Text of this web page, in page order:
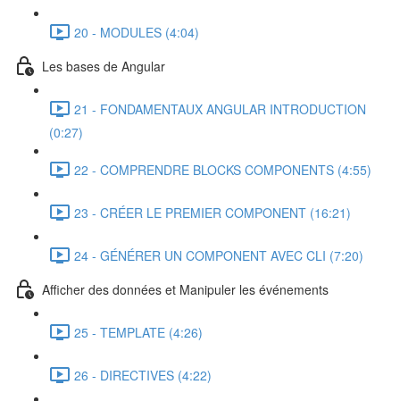
20 - MODULES (4:04)
Les bases de Angular
21 - FONDAMENTAUX ANGULAR INTRODUCTION
(0:27)
22 - COMPRENDRE BLOCKS COMPONENTS (4:55)
23 - CRÉER LE PREMIER COMPONENT (16:21)
24 - GÉNÉRER UN COMPONENT AVEC CLI (7:20)
Afficher des données et Manipuler les événements
25 - TEMPLATE (4:26)
26 - DIRECTIVES (4:22)